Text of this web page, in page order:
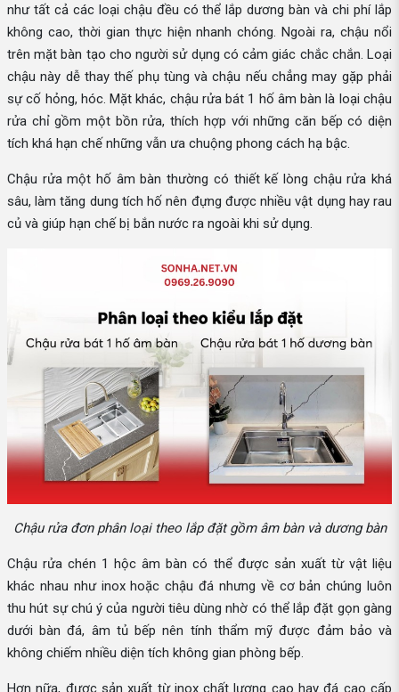
như tất cả các loại chậu đều có thể lắp dương bàn và chi phí lắp
không cao, thời gian thực hiện nhanh chóng. Ngoài ra, chậu nổi
trên mặt bàn tạo cho người sử dụng có cảm giác chắc chắn. Loại
chậu này dễ thay thế phụ tùng và chậu nếu chẳng may gặp phải
sự cố hỏng, hóc. Mặt khác, chậu rửa bát 1 hố âm bàn là loại chậu
rửa chỉ gồm một bồn rửa, thích hợp với những căn bếp có diện
tích khá hạn chế những vẫn ưa chuộng phong cách hạ bậc.
Chậu rửa một hố âm bàn thường có thiết kế lòng chậu rửa khá
sâu, làm tăng dung tích hố nên đựng được nhiều vật dụng hay rau
củ và giúp hạn chế bị bắn nước ra ngoài khi sử dụng.
Chậu rửa đơn phân loại theo lắp đặt gồm âm bàn và dương bàn
Chậu rửa chén 1 hộc âm bàn có thể được sản xuất từ vật liệu
khác nhau như inox hoặc chậu đá nhưng về cơ bản chúng luôn
thu hút sự chú ý của người tiêu dùng nhờ có thể lắp đặt gọn gàng
dưới bàn đá, âm tủ bếp nên tính thẩm mỹ được đảm bảo và
không chiếm nhiều diện tích không gian phòng bếp.